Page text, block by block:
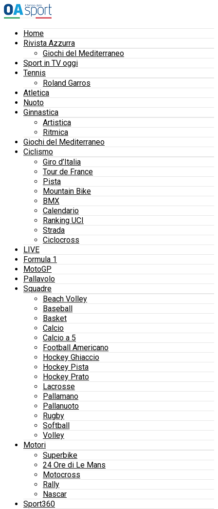
Home
Rivista Azzurra
Giochi del Mediterraneo
Sport in TV oggi
Tennis
Roland Garros
Atletica
Nuoto
Ginnastica
Artistica
Ritmica
Giochi del Mediterraneo
Ciclismo
Giro d’Italia
Tour de France
Pista
Mountain Bike
BMX
Calendario
Ranking UCI
Strada
Ciclocross
LIVE
Formula 1
MotoGP
Pallavolo
Squadre
Beach Volley
Baseball
Basket
Calcio
Calcio a 5
Football Americano
Hockey Ghiaccio
Hockey Pista
Hockey Prato
Lacrosse
Pallamano
Pallanuoto
Rugby
Softball
Volley
Motori
Superbike
24 Ore di Le Mans
Motocross
Rally
Nascar
Sport360